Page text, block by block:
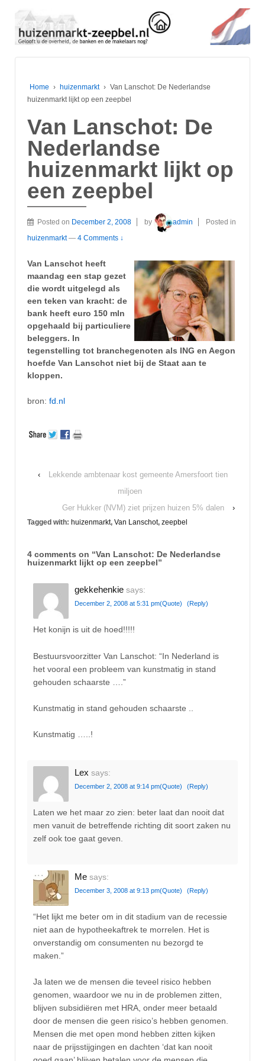
Home › huizenmarkt › Van Lanschot: De Nederlandse
huizenmarkt lijkt op een zeepbel
Van Lanschot: De
Nederlandse
huizenmarkt lijkt op
een zeepbel
Posted on December 2, 2008 by admin
Posted in
huizenmarkt — 4 Comments ↓
Van Lanschot heeft
maandag een stap gezet
die wordt uitgelegd als
een teken van kracht: de
bank heeft euro 150 mln
opgehaald bij particuliere
beleggers. In
tegenstelling tot branchegenoten als ING en Aegon
hoefde Van Lanschot niet bij de Staat aan te
kloppen.
bron: fd.nl
‹
Lekkende ambtenaar kost gemeente Amersfoort tien
miljoen
Ger Hukker (NVM) ziet prijzen huizen 5% dalen
›
Tagged with: huizenmarkt, Van Lanschot, zeepbel
4 comments on “Van Lanschot: De Nederlandse
huizenmarkt lijkt op een zeepbel”
gekkehenkie says:
December 2, 2008 at 5:31 pm(Quote) (Reply)
Het konijn is uit de hoed!!!!!
Bestuursvoorzitter Van Lanschot: “In Nederland is
het vooral een probleem van kunstmatig in stand
gehouden schaarste ….”
Kunstmatig in stand gehouden schaarste ..
Kunstmatig …..!
Lex says:
December 2, 2008 at 9:14 pm(Quote) (Reply)
Laten we het maar zo zien: beter laat dan nooit dat
men vanuit de betreffende richting dit soort zaken nu
zelf ook toe gaat geven.
Me says:
December 3, 2008 at 9:13 pm(Quote) (Reply)
“Het lijkt me beter om in dit stadium van de recessie
niet aan de hypotheekaftrek te morrelen. Het is
onverstandig om consumenten nu bezorgd te
maken.”
Ja laten we de mensen die teveel risico hebben
genomen, waardoor we nu in de problemen zitten,
blijven subsidiëren met HRA, onder meer betaald
door de mensen die geen risico’s hebben genomen.
Mensen die met open mond hebben zitten kijken
naar de prijsstijgingen en dachten ‘dat kan nooit